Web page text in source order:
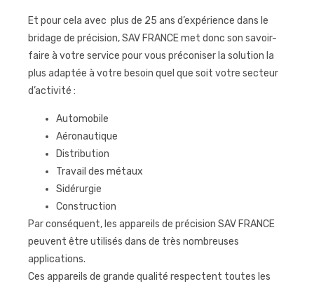
Et pour cela avec plus de 25 ans d’expérience dans le
bridage de précision, SAV FRANCE met donc son savoir-
faire à votre service pour vous préconiser la solution la
plus adaptée à votre besoin quel que soit votre secteur
d’activité :
Automobile
Aéronautique
Distribution
Travail des métaux
Sidérurgie
Construction
Par conséquent, les appareils de précision SAV FRANCE
peuvent être utilisés dans de très nombreuses
applications.
Ces appareils de grande qualité respectent toutes les